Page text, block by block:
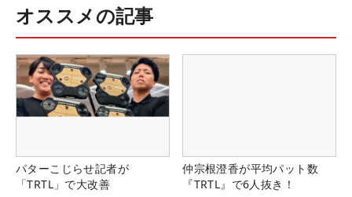
オススメの記事
パターこじらせ記者が
「TRTL」で大改善
仲宗根澄香が平均パット数
『TRTL』で6人抜き！